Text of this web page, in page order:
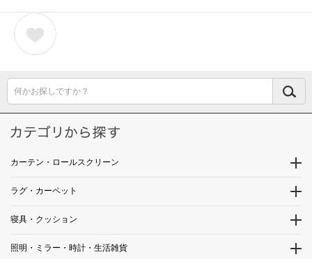
何かお探しですか？
カーテン・ロールスクリーン
ラグ・カーペット
寝具・クッション
照明・ミラー・時計・生活雑貨